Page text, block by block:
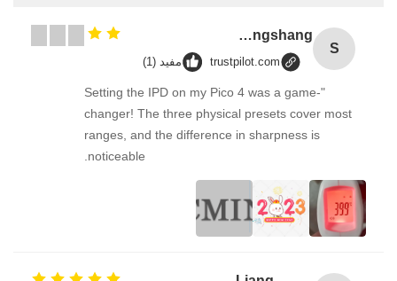
S
Songshang
trustpilot.com مفید (1)
"Setting the IPD on my Pico 4 was a game-
changer! The three physical presets cover most
ranges, and the difference in sharpness is
noticeable.